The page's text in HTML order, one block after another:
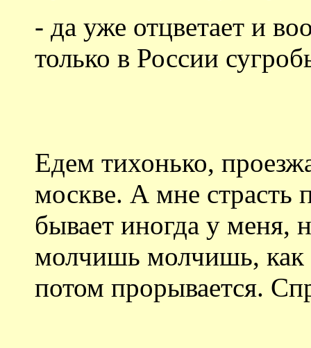
- да уже отцветает и
только в России
Едем тихонько,
москве. А мне страсть
бывает иногда у меня,
молчишь молчишь, как
потом прорывается.